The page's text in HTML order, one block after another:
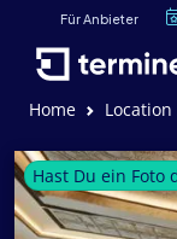
Für Anbieter
Home
Hast Du ein Foto